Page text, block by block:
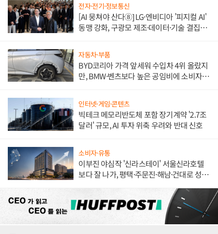
전자·전기·정보통신
[AI 뭉쳐야 산다⑧] LG·엔비디아 '피지컬 AI'
동맹 강화, 구광모 제조·데이터·기술 결집
자동차·부품
BYD코리아 가격 앞세워 수입차 4위 올랐지
만, BMW·벤츠보다 높은 공임비에 소비자
인터넷·게임·콘텐츠
빅테크 메모리반도체 포함 장기계약 '2.7조
달러' 규모, AI 투자 위축 우려와 반대 신호
소비자·유통
이부진 야심작 '신라스테이' 서울신라호텔
보다 잘 나가, 평택·주문진·해남·건대로 성